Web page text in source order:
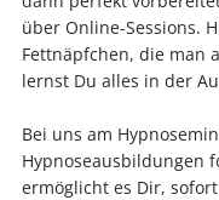
über Online-Sessions.
Fettnäpfchen, die man
lernst Du alles in der
Bei uns am
Hypnoseausbildungen
ermöglicht es Dir,